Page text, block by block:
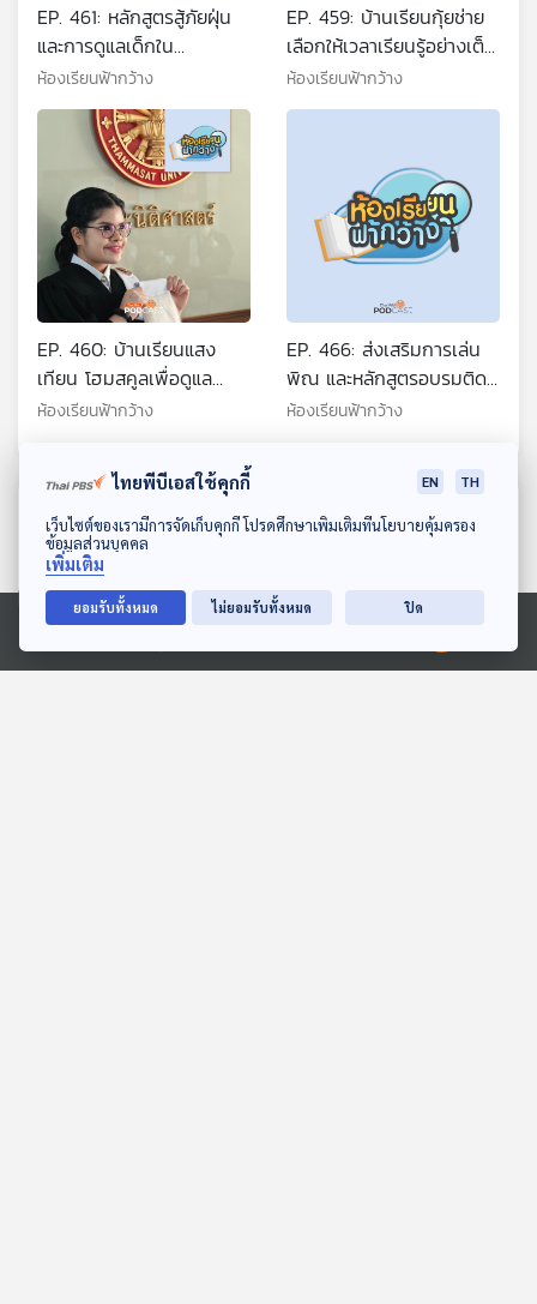
ดาวน์โหลด Thai PBS Podcast Application
Ⓒ 2020 องค์การกระจายเสียงและแพร่ภาพสาธารณะแห่งประเทศไทย
EP. 461: หลักสูตรสู้ภัยฝุ่น
และการดูแลเด็กใน
สถานการณ์ฝุ่นเกินค่า
มาตรฐาน
ห้องเรียนฟ้ากว้าง
EP. 459: บ้านเรียนกุ้ยช่าย
เลือกให้เวลาเรียนรู้อย่างเต็ม
ที่
ห้องเรียนฟ้ากว้าง
EP. 460: บ้านเรียนแสง
เทียน โฮมสคูลเพื่อดูแล
สุขภาพ และเส้นทางสู่รั้ว
ห้องเรียนฟ้ากว้าง
EP. 466: ส่งเสริมการเล่น
พิณ และหลักสูตรอบรมติด
ตั้งเครื่องเสียงแห่งแรกของ
ห้องเรียนฟ้ากว้าง
ตอนที่เกี่ยวข้อง
ไทยพีบีเอสใช้คุกกี้ EN TH
เว็บไซต์ของเรามีการจัดเก็บคุกกี้ โปรดศึกษาเพิ่มเติมที่นโยบายคุ้มครอง
ข้อมูลส่วนบุคคล
เพิ่มเติม
ยอมรับทั้งหมด ไม่ยอมรับทั้งหมด ปิด